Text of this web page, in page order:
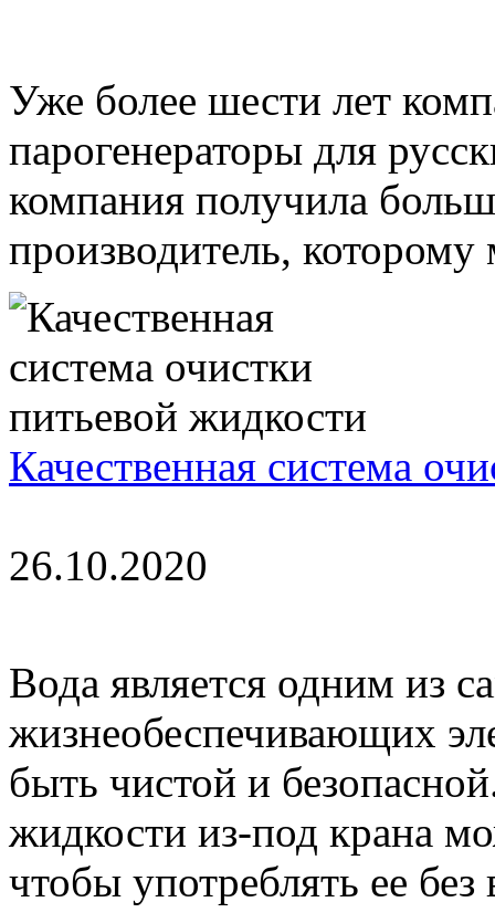
Уже более шести лет
парогенераторы для
компания получила
производитель,
Качественная система
26.10.2020
Вода является одним из
жизнеобеспечивающих
быть чистой и
жидкости из-под крана
чтобы употреблять ее без